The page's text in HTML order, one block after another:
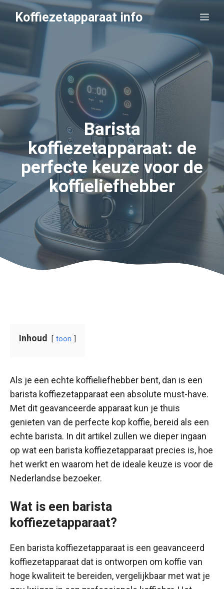
Ga
naar
inhoud
Koffiezetapparaat info
Barista
koffiezetapparaat: de
perfecte keuze voor de
koffieliefhebber
Inhoud toon
Als je een echte koffieliefhebber bent, dan is een
barista koffiezetapparaat een absolute must-have.
Met dit geavanceerde apparaat kun je thuis
genieten van de perfecte kop koffie, bereid als een
echte barista. In dit artikel zullen we dieper ingaan
op wat een barista koffiezetapparaat precies is, hoe
het werkt en waarom het de ideale keuze is voor de
Nederlandse bezoeker.
Wat is een barista
koffiezetapparaat?
Een barista koffiezetapparaat is een geavanceerd
koffiezetapparaat dat is ontworpen om koffie van
hoge kwaliteit te bereiden, vergelijkbaar met wat je